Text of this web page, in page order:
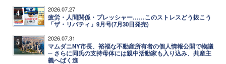
4 2026.07.27
疲労・人間関係・プレッシャー……このストレスどう抜こう
「ザ・リバティ」9月号(7月30日発売)
5 2026.07.31
マムダニNY市長、裕福な不動産所有者の個人情報公開で物議
─ さらに同氏の支持母体には親中活動家も入り込み、共産主
義へばく進